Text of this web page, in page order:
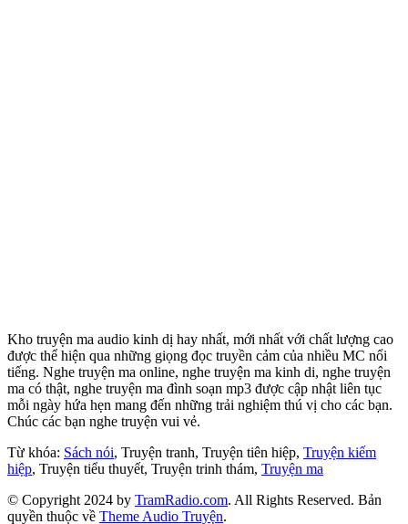
Kho truyện ma audio kinh dị hay nhất, mới nhất với chất lượng cao
được thể hiện qua những giọng đọc truyền cảm của nhiều MC nổi
tiếng. Nghe truyện ma online, nghe truyện ma kinh di, nghe truyện
ma có thật, nghe truyện ma đình soạn mp3 được cập nhật liên tục
mỗi ngày hứa hẹn mang đến những trải nghiệm thú vị cho các bạn.
Chúc các bạn nghe truyện vui vẻ.
Từ khóa: Sách nói, Truyện tranh, Truyện tiên hiệp, Truyện kiếm
hiệp, Truyện tiểu thuyết, Truyện trinh thám, Truyện ma
© Copyright 2024 by TramRadio.com. All Rights Reserved. Bản
quyền thuộc về Theme Audio Truyện.